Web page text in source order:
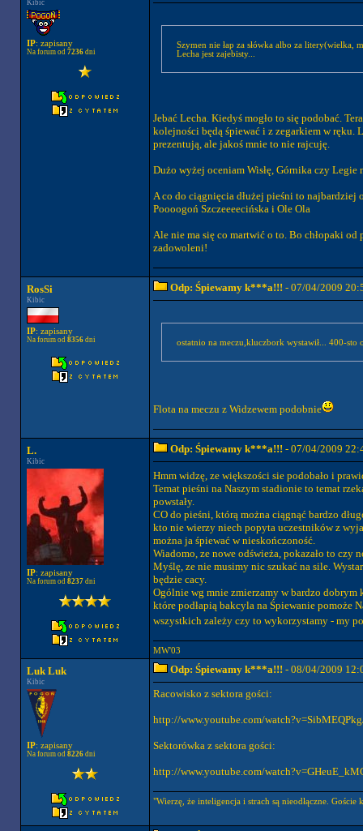
Kibic
IP: zapisany
Na forum od 7236dni
Szymen nie łap za słówka albo za litery(wielka,
Lecha jest zajebisty...
Jebać Lecha. Kiedyś mogło to się podobać.
kolejności będą śpiewać i z zegarkiem w ręku.
prezentują, ale jakoś mnie to nie rajcuję.
Dużo wyżej oceniam Wisłę, Górnika czy Legie
A co do ciągnięcia dłużej pieśni to najbardziej
Poooogoń Szczeeeecińska i Ole Ola
Ale nie ma się co martwić o to. Bo chłopaki
zadowoleni!
RosSi
Kibic
IP: zapisany
Na forum od 8356dni
Odp: Śpiewamy k***a!!! - 07/04/2009
ostatnio na meczu,kluczbork wystawił... 400-
Flota na meczu z Widzewem podobnie
L.
Kibic
IP: zapisany
Na forum od 8237dni
Odp: Śpiewamy k***a!!! - 07/04/2009
Hmm widzę, ze większości sie podobało i
Temat pieśni na Naszym stadionie to temat
powstały.
CO do pieśni, którą można ciągnąć bardzo
kto nie wierzy niech popyta uczestników z
można ja śpiewać w nieskończoność.
Wiadomo, ze nowe odświeża, pokazało to czy
Myślę, ze nie musimy nic szukać na sile.
będzie cacy.
Ogólnie wg mnie zmierzamy w bardzo
które podłapią bakcyla na Śpiewanie pomoże
wszystkich zależy czy to wykorzystamy - my
MW'03
Luk Luk
Kibic
IP: zapisany
Na forum od 8226dni
Odp: Śpiewamy k***a!!! - 08/04/2009
Racowisko z sektora gości:
http://www.youtube.com/
Sektorówka z sektora gości:
http://www.youtube.com/
"Wierzę, że inteligencja i strach są nieodłączne.